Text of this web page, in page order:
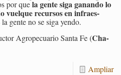
por quela gente siga ga­nan­do lo
vuel­que re­cur­sos en in­fra­es­
gente no se siga yendo.
Agro­pe­cua­rio Santa Fe (Cha­
Am­pliar